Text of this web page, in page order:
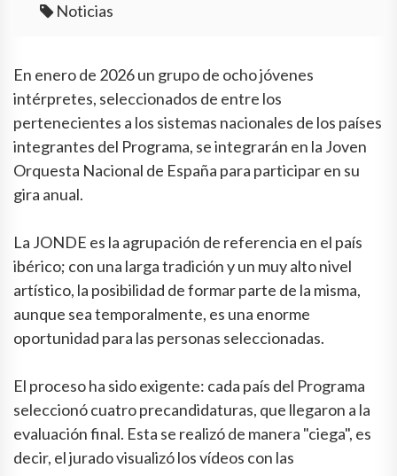
Noticias
En enero de 2026 un grupo de ocho jóvenes
intérpretes, seleccionados de entre los
pertenecientes a los sistemas nacionales de los países
integrantes del Programa, se integrarán en la Joven
Orquesta Nacional de España para participar en su
gira anual.
La JONDE es la agrupación de referencia en el país
ibérico; con una larga tradición y un muy alto nivel
artístico, la posibilidad de formar parte de la misma,
aunque sea temporalmente, es una enorme
oportunidad para las personas seleccionadas.
El proceso ha sido exigente: cada país del Programa
seleccionó cuatro precandidaturas, que llegaron a la
evaluación final. Esta se realizó de manera "ciega", es
decir, el jurado visualizó los vídeos con las